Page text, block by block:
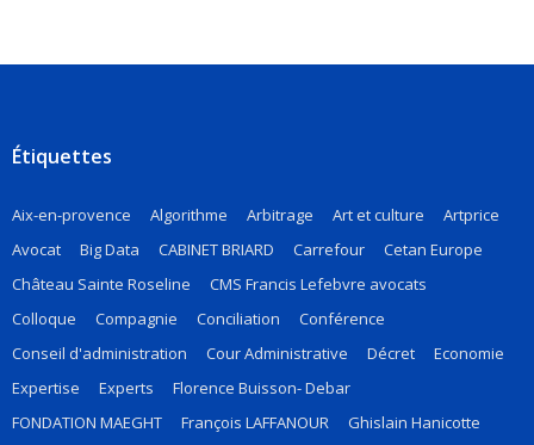
Étiquettes
Aix-en-provence Algorithme Arbitrage Art et culture
Artprice
Avocat
Big Data CABINET BRIARD Carrefour
Cetan Europe
Château Sainte Roseline
CMS Francis Lefebvre avocats
Colloque
Compagnie Conciliation
Conférence
Conseil d'administration
Cour Administrative Décret
Economie
Expertise
Experts
Florence Buisson- Debar
FONDATION MAEGHT
François LAFFANOUR
Ghislain Hanicotte